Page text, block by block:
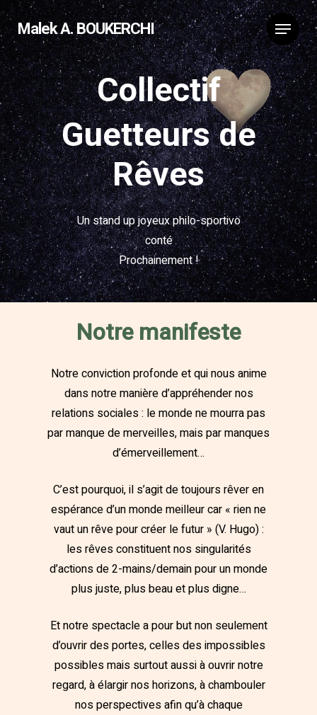
Malek A. BOUKERCHI
Collectif
Guetteurs de
Rêves
Un stand up joyeux philo-sportivo
conté
Prochainement !
Notre manifeste
Notre conviction profonde et qui nous anime
dans notre manière d’appréhender nos
relations sociales : le monde ne mourra pas
par manque de merveilles, mais par manques
d’émerveillement…
C’est pourquoi, il s’agit de toujours rêver en
espérance d’un monde meilleur car « rien ne
vaut un rêve pour créer le futur » (V. Hugo) :
les rêves constituent nos singularités
d’actions de 2-mains/demain pour un monde
plus juste, plus beau et plus digne…
Et notre spectacle a pour but non seulement
d’ouvrir des portes, celles des impossibles
possibles mais surtout aussi à ouvrir notre
regard, à élargir nos horizons, à chambouler
nos perspectives afin qu’à chaque